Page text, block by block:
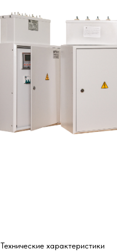
Технические характеристики